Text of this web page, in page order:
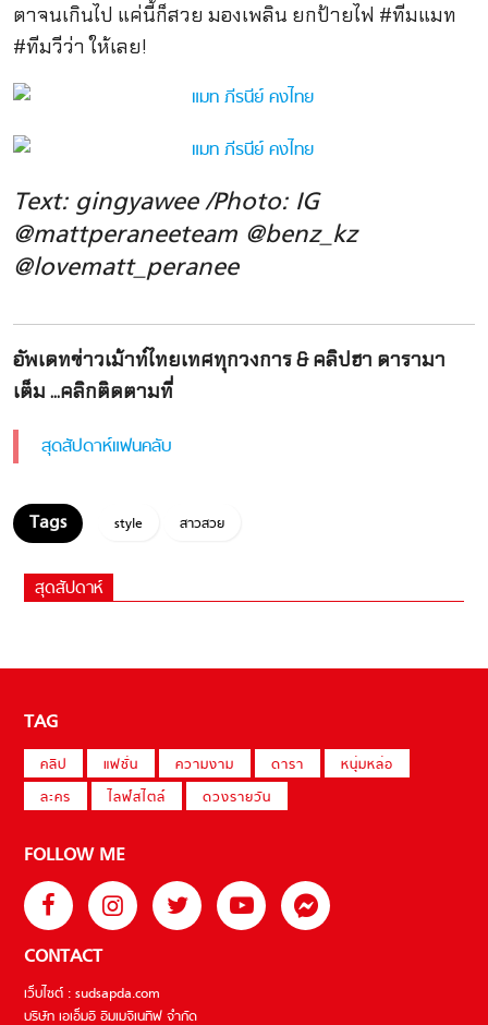
ตาจนเกินไป แค่นี้ก็สวย มองเพลิน ยกป้ายไฟ #ทีมแมท
#ทีมวีว่า ให้เลย!
Text: gingyawee /Photo: IG
@mattperaneeteam @benz_kz
@lovematt_peranee
อัพเดทข่าวเม้าท์ไทยเทศทุกวงการ & คลิปฮา ดารามา
เต็ม ...คลิกติดตามที่
สุดสัปดาห์แฟนคลับ
style สาวสวย
สุดสัปดาห์
TAG
คลิป แฟชั่น ความงาม ดารา
หนุ่มหล่อ
ละคร
ไลฟ์สไตล์ ดวงรายวัน
FOLLOW ME
CONTACT
เว็บไซต์ : sudsapda.com
บริษัท เอเอ็มอี อิมเมจิเนทีฟ จำกัด